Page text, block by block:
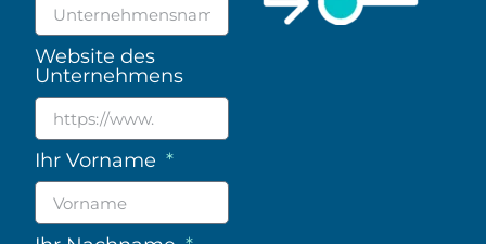
Website des
Unternehmens
Ihr Vorname